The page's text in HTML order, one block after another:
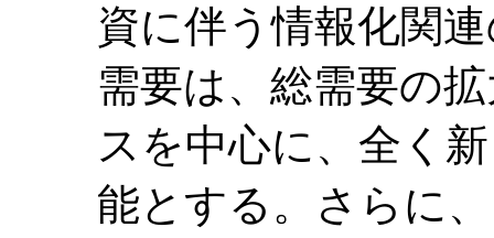
資に伴う情報化関
需要は、総需要の
スを中心に、全く
能とする。さらに